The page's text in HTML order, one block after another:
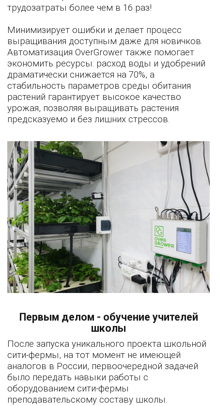
трудозатраты более чем в 16 раз!
Минимизирует ошибки и делает процесс
выращивания доступным даже для новичков.
Автоматизация OverGrower также помогает
экономить ресурсы: расход воды и удобрений
драматически снижается на 70%, а
стабильность параметров среды обитания
растений гарантирует высокое качество
урожая, позволяя выращивать растения
предсказуемо и без лишних стрессов.
Первым делом - обучение учителей
школы
После запуска уникального проекта школьной
сити-фермы, на тот момент не имеющей
аналогов в России, первоочередной задачей
было передать навыки работы с
оборудованием сити-фермы
преподавательскому составу школы.